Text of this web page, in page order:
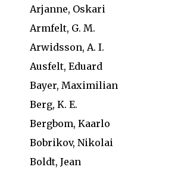
Arjanne, Oskari
Armfelt, G. M.
Arwidsson, A. I.
Ausfelt, Eduard
Bayer, Maximilian
Berg, K. E.
Bergbom, Kaarlo
Bobrikov, Nikolai
Boldt, Jean